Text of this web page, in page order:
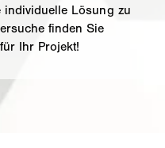
Lösung zu
finden Sie
Ihr Projekt!